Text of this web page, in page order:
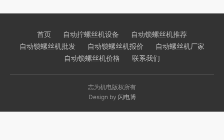
首页 自动拧螺丝机设备
自动锁螺丝机推荐
自动锁螺丝机批发
自动锁螺丝机报价
自动螺丝机厂家
自动锁螺丝机价格
联系我们
志为机电版权所有
Design by 闪电博